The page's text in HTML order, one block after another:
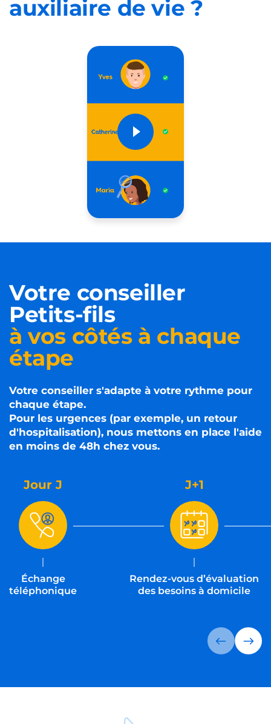
auxiliaire de vie ?
Votre conseiller
Petits-fils
à vos côtés à chaque
étape
Votre conseiller s'adapte à votre rythme pour
chaque étape.
Pour les urgences (par exemple, un retour
d'hospitalisation), nous mettons en place l'aide
en moins de 48h chez vous.
Jour J
Échange
téléphonique
J+1
Rendez-vous d’évaluation
des besoins à domicile